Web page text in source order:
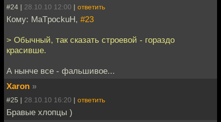
#24 | 28.10.10 12:00 | ответить
Кому: MaTpockuH, #23
> Обычный, так сказать строевой - гораздо
красивше.
А нынче все - фальшивое...
Xaron »
#25 | 28.10.10 16:20 | ответить
Бравые хлопцы )